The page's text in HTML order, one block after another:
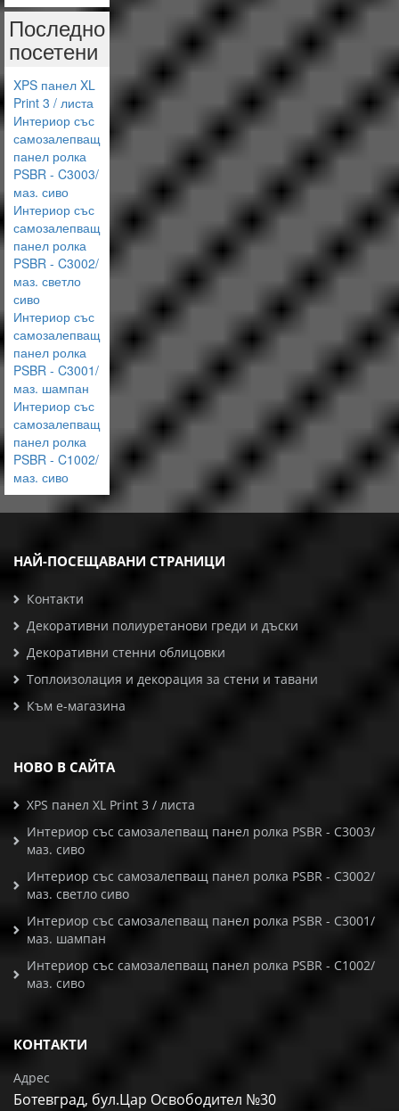
Последно
посетени
XPS панел XL
Print 3 / листа
Интериор със
самозалепващ
панел ролка
PSBR - C3003/
маз. сиво
Интериор със
самозалепващ
панел ролка
PSBR - C3002/
маз. светло
сиво
Интериор със
самозалепващ
панел ролка
PSBR - C3001/
маз. шампан
Интериор със
самозалепващ
панел ролка
PSBR - C1002/
маз. сиво
НАЙ-ПОСЕЩАВАНИ СТРАНИЦИ
Контакти
Декоративни полиуретанови греди и дъски
Декоративни стенни облицовки
Топлоизолация и декорация за стени и тавани
Към е-магазина
НОВО В САЙТА
XPS панел XL Print 3 / листа
Интериор със самозалепващ панел ролка PSBR - C3003/
маз. сиво
Интериор със самозалепващ панел ролка PSBR - C3002/
маз. светло сиво
Интериор със самозалепващ панел ролка PSBR - C3001/
маз. шампан
Интериор със самозалепващ панел ролка PSBR - C1002/
маз. сиво
КОНТАКТИ
Адрес
Ботевград, бул.Цар Освободител №30